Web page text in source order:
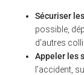
Sécuriser
possible,
d’autres
Appeler les
l’accident,